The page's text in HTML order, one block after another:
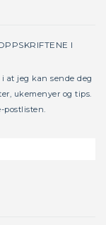
I
at jeg kan sende deg
ukemenyer og tips.
postlisten.